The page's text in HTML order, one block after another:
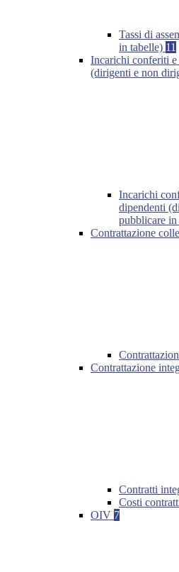
Tassi di
in tabelle) 11
Incarichi conferiti
(dirigenti e non
Incarichi
dipendenti
pubblicare in
Contrattazione
Contrattazione
Contratti
Costi
OIV 7